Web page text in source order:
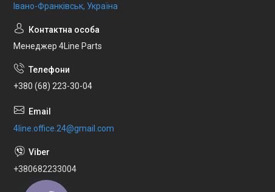
Івано-Франківськ, Україна
Менеджер 4Line Parts
+380 (68) 223-30-04
4line.office.24@gmail.com
+380682233004